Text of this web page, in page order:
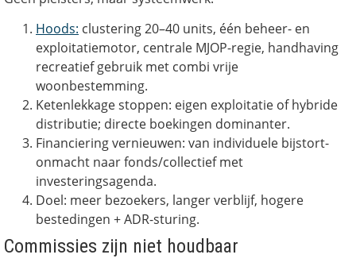
Hoods: clustering 20–40 units, één beheer- en
exploitatiemotor, centrale MJOP-regie, handhaving
recreatief gebruik met combi vrije
woonbestemming.
Ketenlekkage stoppen: eigen exploitatie of hybride
distributie; directe boekingen dominanter.
Financiering vernieuwen: van individuele bijstort-
onmacht naar fonds/collectief met
investeringsagenda.
Doel: meer bezoekers, langer verblijf, hogere
bestedingen + ADR-sturing.
Commissies zijn niet houdbaar